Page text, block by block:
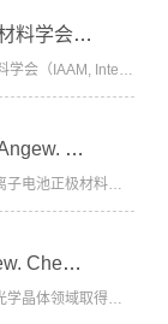
我院龙云泽教授当选国际先进材料学会（IAAM）终身...
7月1日，我院龙云泽教授被国际先进材料学会（IAAM, International Association of Advanced Materials）授予终身会...
我院李庆浩、李强教授团队在Angew. Chem. Int. Ed....
近日，我院磁电化学储能创新团队在锂离子电池正极材料储能机制方面取得重要进展。相关研究成果以“Kinetic Regulat...
我院钟德高和滕冰教授在Angew. Chem. Int. Ed.发表...
近日，我院功能晶体团队在新型非线性光学晶体领域取得重要研究进展，研究成果以“Engineering Multiple Hydrogen-B...